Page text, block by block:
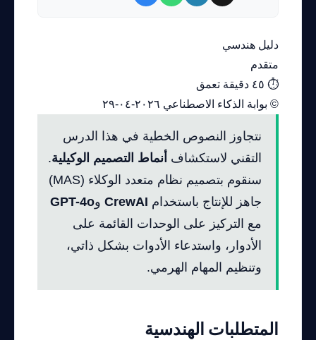
دليل هندسي
متقدم
⏱ ٤٥ دقيقة تعمق
© بوابة الذكاء الاصطناعي ٢٠٢٦-٠٤-٢٩
نتجاوز النصوص الخطية في هذا الدرس
التقني لاستكشاف أنماط التصميم الوكيلية.
سنقوم بتصميم نظام متعدد الوكلاء (MAS)
جاهز للإنتاج باستخدام CrewAI وGPT-4o
مع التركيز على الوحدات القائمة على
الأدوار، واستدعاء الأدوات بشكل ذاتي،
وتنظيم المهام الهرمي.
المتطلبات الهندسية